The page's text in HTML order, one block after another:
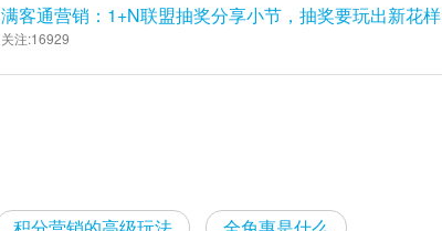
满客通营销：1+N联盟抽奖分享小节，抽奖要玩出新花样
关注:16929